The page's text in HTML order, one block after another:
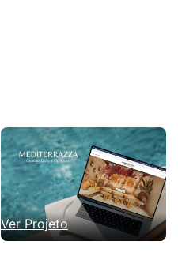
Ver Projeto